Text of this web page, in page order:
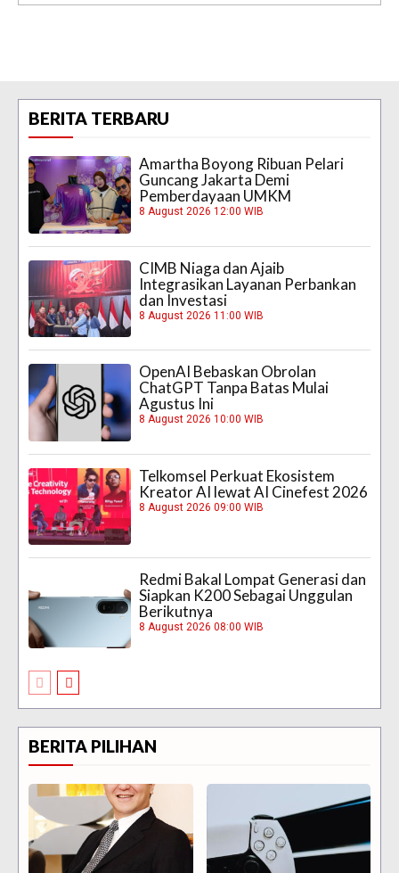
BERITA TERBARU
Amartha Boyong Ribuan Pelari
Guncang Jakarta Demi
Pemberdayaan UMKM
8 August 2026 12:00 WIB
CIMB Niaga dan Ajaib
Integrasikan Layanan Perbankan
dan Investasi
8 August 2026 11:00 WIB
OpenAI Bebaskan Obrolan
ChatGPT Tanpa Batas Mulai
Agustus Ini
8 August 2026 10:00 WIB
Telkomsel Perkuat Ekosistem
Kreator AI lewat AI Cinefest 2026
8 August 2026 09:00 WIB
Redmi Bakal Lompat Generasi dan
Siapkan K200 Sebagai Unggulan
Berikutnya
8 August 2026 08:00 WIB
BERITA PILIHAN